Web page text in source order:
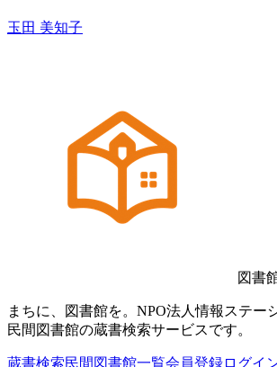
玉田 美知子
図書
まちに、図書館を。NPO法人情報ステー
民間図書館の蔵書検索サービスです。
蔵書検索民間図書館一覧会員登録ログイ